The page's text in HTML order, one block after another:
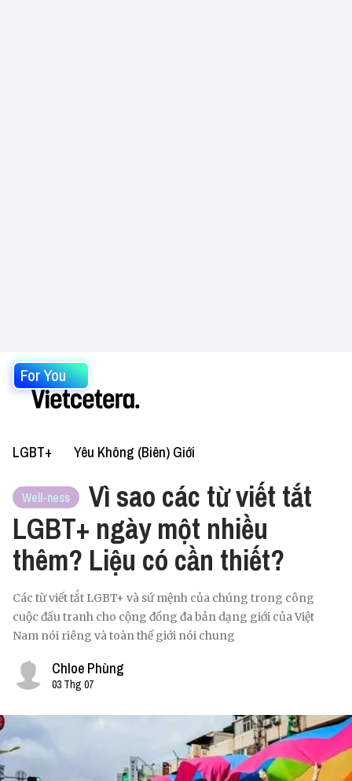
For You
LGBT+ Yêu Không (Biên) Giới
Well-ness
Vì sao các từ viết tắt
LGBT+ ngày một nhiều
thêm? Liệu có cần thiết?
Các từ viết tắt LGBT+ và sứ mệnh của chúng trong công
cuộc đấu tranh cho cộng đồng đa bản dạng giới của Việt
Nam nói riêng và toàn thế giới nói chung
Chloe Phùng
03 Thg 07